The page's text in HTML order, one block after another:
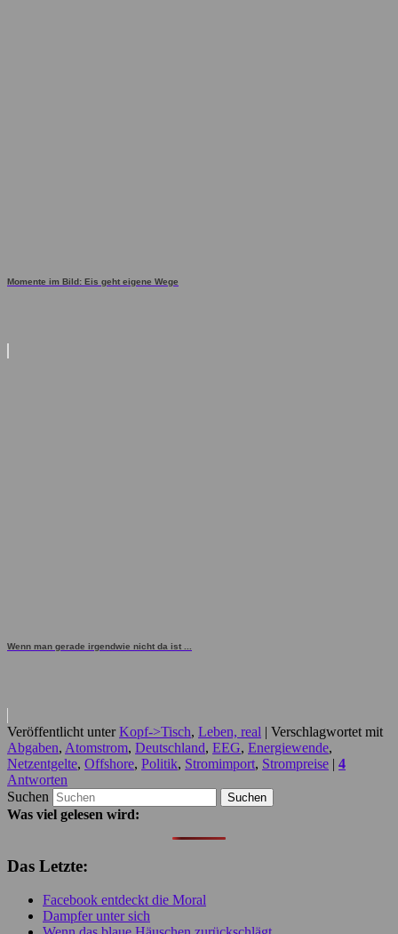
Momente im Bild: Eis geht eigene Wege
Wenn man gerade irgendwie nicht da ist ...
Veröffentlicht unter Kopf->Tisch, Leben, real | Verschlagwortet mit
Abgaben, Atomstrom, Deutschland, EEG, Energiewende,
Netzentgelte, Offshore, Politik, Stromimport, Strompreise | 4
Antworten
Suchen
Was viel gelesen wird:
Das Letzte:
Facebook entdeckt die Moral
Dampfer unter sich